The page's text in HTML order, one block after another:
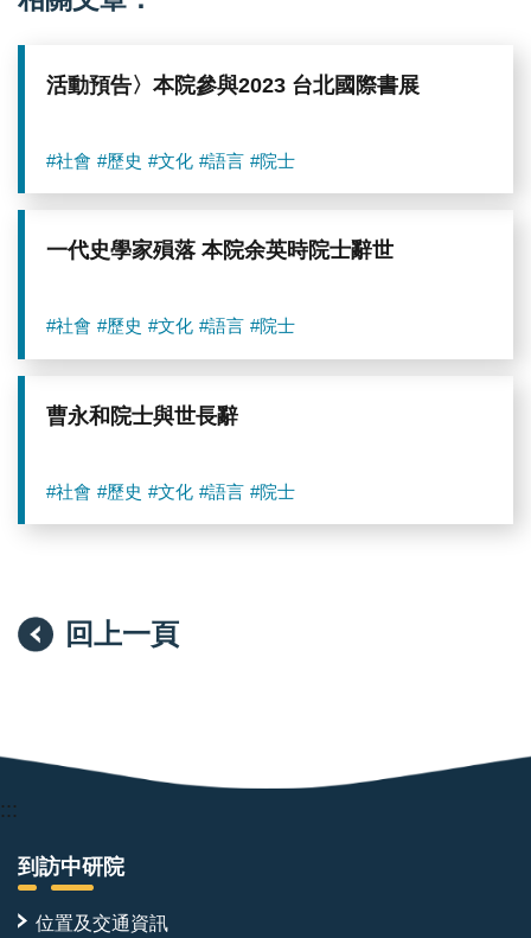
活動預告〉本院參與2023 台北國際書展
#社會 #歷史 #文化 #語言 #院士
一代史學家殞落 本院余英時院士辭世
#社會 #歷史 #文化 #語言 #院士
曹永和院士與世長辭
#社會 #歷史 #文化 #語言 #院士
回上一頁
:::
到訪中研院
位置及交通資訊